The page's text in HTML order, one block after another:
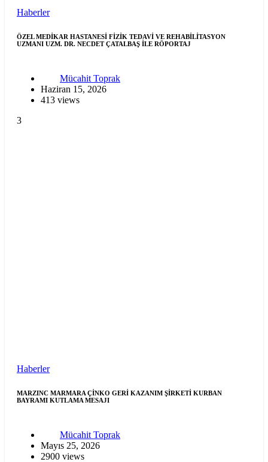
Haberler
ÖZEL MEDİKAR HASTANESİ FİZİK TEDAVİ VE REHABİLİTASYON
UZMANI UZM. DR. NECDET ÇATALBAŞ İLE RÖPORTAJ
Mücahit Toprak
Haziran 15, 2026
413 views
3
Haberler
MARZINC MARMARA ÇİNKO GERİ KAZANIM ŞİRKETİ KURBAN
BAYRAMI KUTLAMA MESAJI
Mücahit Toprak
Mayıs 25, 2026
2900 views